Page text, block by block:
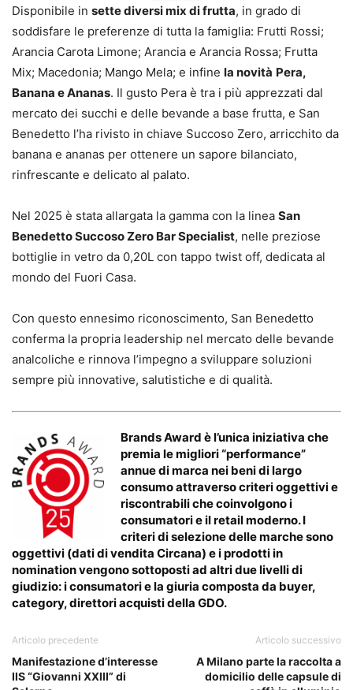
Disponibile in sette diversi mix di frutta, in grado di
soddisfare le preferenze di tutta la famiglia: Frutti Rossi;
Arancia Carota Limone; Arancia e Arancia Rossa; Frutta
Mix; Macedonia; Mango Mela; e infine la novità Pera,
Banana e Ananas. Il gusto Pera è tra i più apprezzati dal
mercato dei succhi e delle bevande a base frutta, e San
Benedetto l’ha rivisto in chiave Succoso Zero, arricchito da
banana e ananas per ottenere un sapore bilanciato,
rinfrescante e delicato al palato.
Nel 2025 è stata allargata la gamma con la linea San
Benedetto Succoso Zero Bar Specialist, nelle preziose
bottiglie in vetro da 0,20L con tappo twist off, dedicata al
mondo del Fuori Casa.
Con questo ennesimo riconoscimento, San Benedetto
conferma la propria leadership nel mercato delle bevande
analcoliche e rinnova l’impegno a sviluppare soluzioni
sempre più innovative, salutistiche e di qualità.
Brands Award è l’unica iniziativa che
premia le migliori “performance”
annue di marca nei beni di largo
consumo attraverso criteri oggettivi e
riscontrabili che coinvolgono i
consumatori e il retail moderno. I
criteri di selezione delle marche sono
oggettivi (dati di vendita Circana) e i prodotti in
nomination vengono sottoposti ad altri due livelli di
giudizio: i consumatori e la giuria composta da buyer,
category, direttori acquisti della GDO.
Articolo precedente
Manifestazione d’interesse
IIS “Giovanni XXIII” di
Articolo successivo
A Milano parte la raccolta a
domicilio delle capsule di